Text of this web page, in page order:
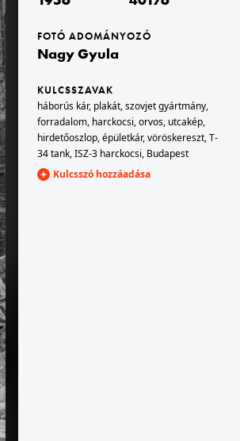
a Baross utca felé nézve.
tartalom
VIII.
a Csepreghy utca torkolata előtt.
FOTÓ ADOMÁNYOZÓ
Nagy Gyula
KULCSSZAVAK
háborús kár, plakát,szovjet gyártmány,
forradalom, harckocsi,orvos, utcakép,
hirdetőoszlop,épületkár,vöröskereszt,T-
34 tank,ISZ-3 harckocsi, Budapest
Kulcsszó hozzáadása